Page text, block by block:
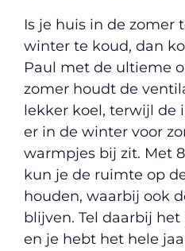
Is je huis in de zomer
winter te koud, dan
Paul met de ultieme
zomer houdt de
lekker koel, terwijl de
er in de winter voor
warmpjes bij zit. Met
kun je de ruimte op
houden, waarbij ook
blijven. Tel daarbij
en je hebt het hele